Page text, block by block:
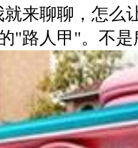
来聊聊，怎么
"路人甲"。不